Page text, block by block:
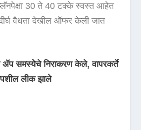
30 ते 40 टक्के स्वस्त आहेत
दीर्घ वैधता देखील ऑफर केली जात
ॲप समस्येचे निराकरण केले, वापरकर्ते
लीक झाले